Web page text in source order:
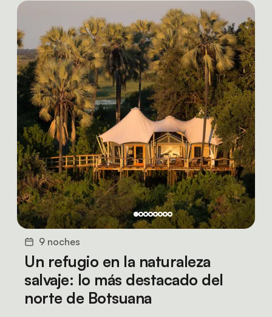
9 noches
Un refugio en la naturaleza
salvaje: lo más destacado del
norte de Botsuana